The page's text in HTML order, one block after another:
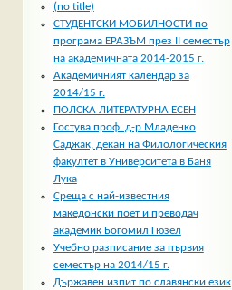
(no title)
СТУДЕНТСКИ МОБИЛНОСТИ по
програма ЕРАЗЪМ през II семестър
на академичната 2014-2015 г.
Академичният календар за
2014/15 г.
ПОЛСКА ЛИТЕРАТУРНА ЕСЕН
Гостува проф. д-р Младенко
Саджак, декан на Филологическия
факултет в Университета в Баня
Лука
Среща с най-известния
македонски поет и преводач
академик Богомил Гюзел
Учебно разписание за първия
семестър на 2014/15 г.
Държавен изпит по славянски език